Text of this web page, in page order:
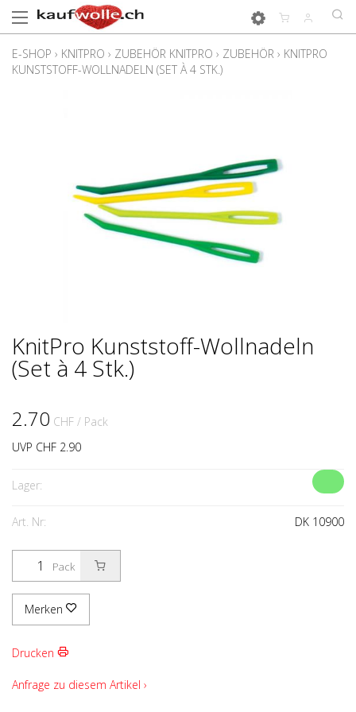
E-SHOP › KNITPRO › ZUBEHÖR KNITPRO › ZUBEHÖR › KNITPRO
KUNSTSTOFF-WOLLNADELN (SET À 4 STK.)
KnitPro Kunststoff-Wollnadeln
(Set à 4 Stk.)
2.70 CHF / Pack
UVP CHF 2.90
Lager:
Art. Nr: DK 10900
Pack
Merken
Drucken
Anfrage zu diesem Artikel ›